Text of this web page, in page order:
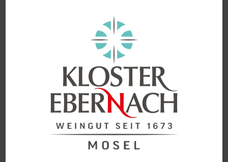
dass eine kleine Menge Schwefel zur Konservierung
und ein wenig Zucker für den Geschmack
hineingegeben wird. Da unser Riesling Sekt Brut ist,
bedeutet das, dass der Sekt vom Zuckergehalt ähnlich
wie ein trockener Wein ist.
Wenn Sie lieber trockenen Sekt (also vom Zuckergehalt
wie ein halbtrockener Wein) mögen, empfehlen wir
Ihnen unseren Apollofalter Riesling Sekt trocken